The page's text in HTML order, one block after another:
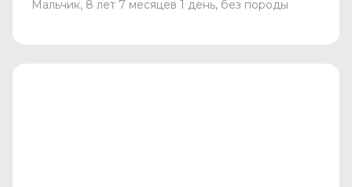
Мальчик, 8 лет 7 месяцев 1 день, без породы